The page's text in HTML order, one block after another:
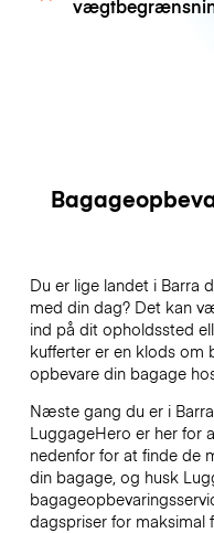
Du er lige landet i Barra
med din dag? Det kan
ind på dit opholdssted
kufferter er en klods om
opbevare din bagage
Næste gang du er i
LuggageHero er her for
nedenfor for at finde de
din bagage, og husk
dagspriser for maksimal